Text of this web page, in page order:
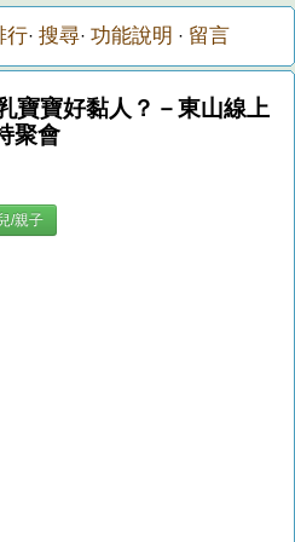
行· 搜尋· 功能說明 · 留言
寶寶好黏人？－東山線上
聚會
/親子